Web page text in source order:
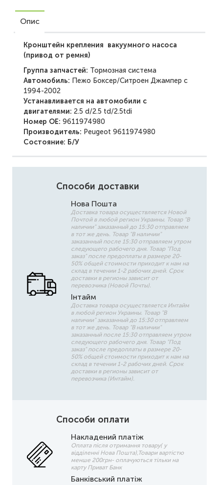
Опис
Кронштейн крепления вакуумного насоса
(привод от ремня)
Группа запчастей: Тормозная система
Автомобиль: Пежо Боксер/Ситроен Джампер с
1994-2002
Устанавливается на автомобили с
двигателями: 2.5 d/2.5 td/2.5tdi
Номер ОЕ: 9611974980
Производитель: Peugeot 9611974980
Состояние: Б/У
Способи доставки
Нова Пошта
Доставка товара осуществляется Новой
Почтой в любой регион Украины. Товар "В
наличии" заказанный до 15:30 отправляем
в тот же день. Товар "В наличии"
заказанный после 15:30 отправляем утром
следующего рабочего дня. Товар "Под
заказ" после предоплаты в размере 20-
50% общей стоимости приходит к нам на
склад в течении 1-2 рабочих дней. Срок
доставки в регионы зависит от
перевозчика (Новой Почты).
Інтайм
Доставка товара осуществляется Интайм
в любой регион Украины. Товар "В
наличии" заказанный до 15:30 отправляем
в тот же день. Товар "В наличии"
заказанный после 15:30 отправляем утром
следующего рабочего дня. Товар "Под
заказ" после предоплаты в размере 20-
50% общей стоимости приходит к нам на
склад в течении 1-2 рабочих дней. Срок
доставки в регионы зависит от
перевозчика (Интайм).
Способи оплати
Накладений платіж
Оплата після отримання товару( у
відділенні Нова Пошта),Товари вартістю
менше 200грн- оплачуються тільки на
карту Приват Банк
Банківський платіж